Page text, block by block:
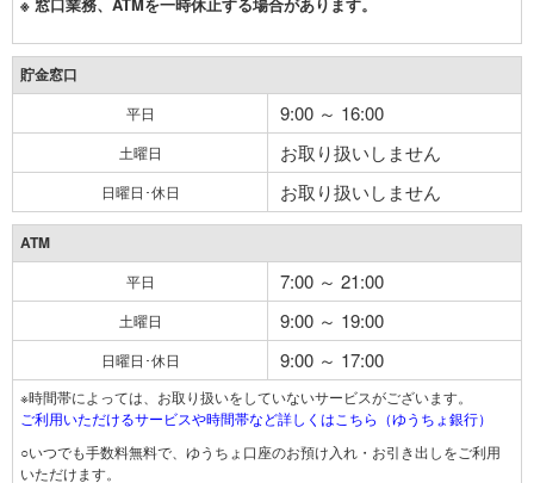
貯金窓口
平日 9:00 ～ 16:00
土曜日 お取り扱いしません
日曜日･休日 お取り扱いしません
ATM
平日 7:00 ～ 21:00
土曜日 9:00 ～ 19:00
日曜日･休日 9:00 ～ 17:00
※時間帯によっては、お取り扱いをしていないサービスがございます。
ご利用いただけるサービスや時間帯など詳しくはこちら（ゆうちょ銀行）
○いつでも手数料無料で、ゆうちょ口座のお預け入れ・お引き出しをご利用
いただけます。